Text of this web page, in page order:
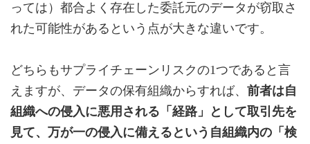
っては）都合よく存在した委託元のデータが窃取さ
れた可能性があるという点が大きな違いです。
どちらもサプライチェーンリスクの1つであると言
えますが、データの保有組織からすれば、 前者は自
組織への侵入に悪用される「経路」として取引先を
見て、万が一の侵入に備えるという自組織内の「検